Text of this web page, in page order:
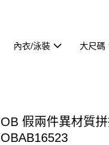
內衣/泳裝 大尺碼
OB 假兩件異材質
OBAB16523